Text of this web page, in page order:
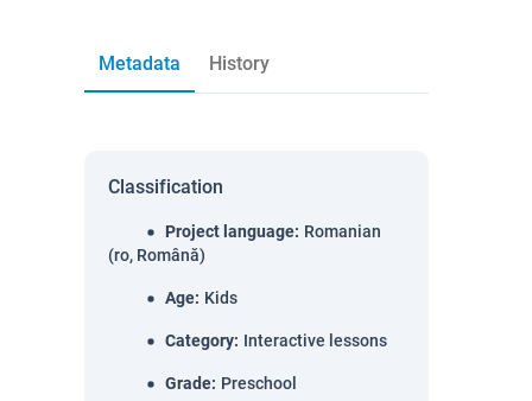
Metadata History
Classification
Project language: Romanian
(ro, Română)
Age: Kids
Category: Interactive lessons
Grade: Preschool